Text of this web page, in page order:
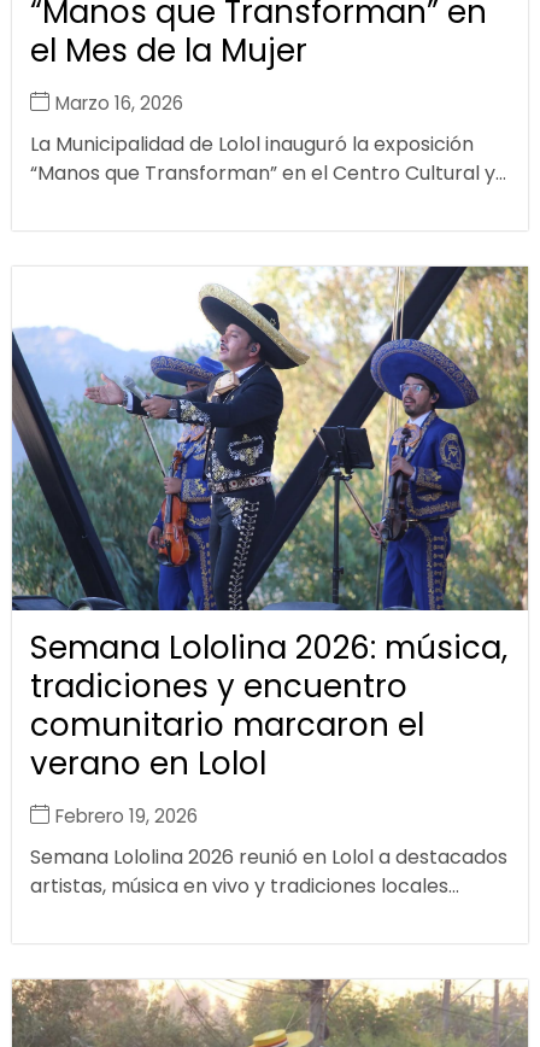
“Manos que Transforman” en
el Mes de la Mujer
Marzo 16, 2026
La Municipalidad de Lolol inauguró la exposición
“Manos que Transforman” en el Centro Cultural y...
Semana Lololina 2026: música,
tradiciones y encuentro
comunitario marcaron el
verano en Lolol
Febrero 19, 2026
Semana Lololina 2026 reunió en Lolol a destacados
artistas, música en vivo y tradiciones locales...